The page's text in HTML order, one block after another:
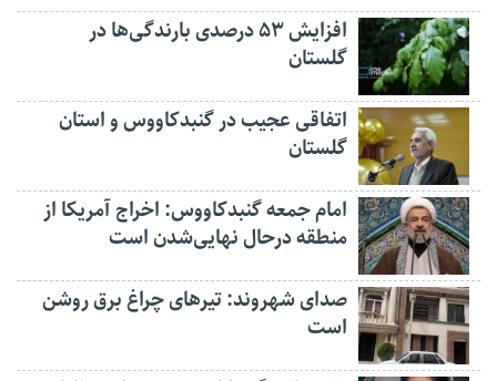
افزایش ۵۳ درصدی بارندگی‌ها در
گلستان
اتفاقی عجیب در‌ گنبدکاووس و استان
گلستان
امام جمعه گنبدکاووس: اخراج آمریکا از
منطقه درحال نهایی‌شدن است
صدای شهروند: تیرهای چراغ برق روشن
است